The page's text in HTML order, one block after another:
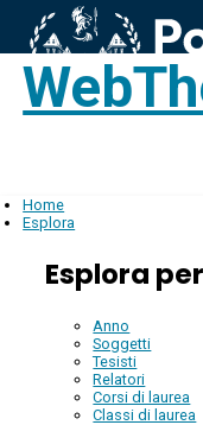
Home
Esplora
Esplora per
Anno
Soggetti
Tesisti
Relatori
Corsi di laurea
Classi di laurea